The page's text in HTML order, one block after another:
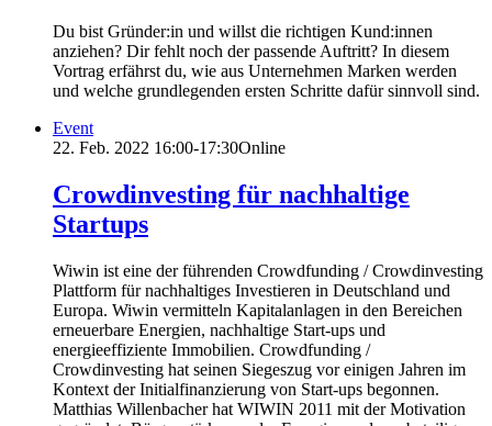
Du bist Gründer:in und willst die richtigen Kund:innen
anziehen? Dir fehlt noch der passende Auftritt? In diesem
Vortrag erfährst du, wie aus Unternehmen Marken werden
und welche grundlegenden ersten Schritte dafür sinnvoll sind.
Event
22. Feb. 2022 16:00-17:30Online
Crowdinvesting für nachhaltige
Startups
Wiwin ist eine der führenden Crowdfunding / Crowdinvesting
Plattform für nachhaltiges Investieren in Deutschland und
Europa. Wiwin vermitteln Kapitalanlagen in den Bereichen
erneuerbare Energien, nachhaltige Start-ups und
energieeffiziente Immobilien. Crowdfunding /
Crowdinvesting hat seinen Siegeszug vor einigen Jahren im
Kontext der Initialfinanzierung von Start-ups begonnen.
Matthias Willenbacher hat WIWIN 2011 mit der Motivation